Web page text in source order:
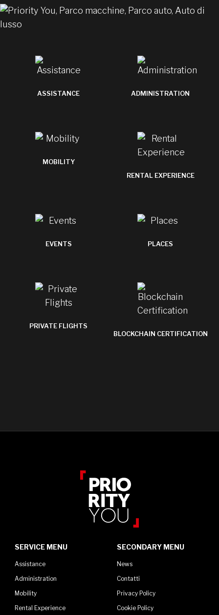
ASSISTANCE ADMINISTRATION
MOBILITY
RENTAL EXPERIENCE
EVENTS PLACES
PRIVATE FLIGHTS
BLOCKCHAIN CERTIFICATION
SERVICE MENU
Assistance
Administration
Mobility
Rental Experience
SECONDARY MENU
News
Contatti
Privacy Policy
Cookie Policy